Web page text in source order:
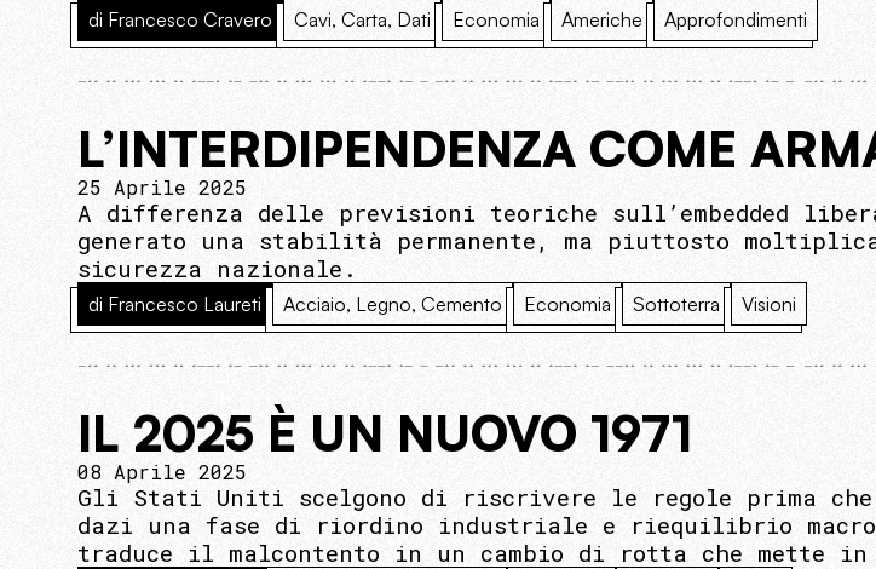
di Francesco Cravero Cavi, Carta, Dati Economia Americhe Approfondimenti
L’INTERDIPENDENZA COME
25 Aprile 2025
A differenza delle previsioni teoriche sull’embedded
generato una stabilità permanente, ma piuttosto
sicurezza nazionale.
di Francesco Laureti Acciaio, Legno, Cemento Economia Sottoterra Visioni
IL 2025 È UN NUOVO 1971
08 Aprile 2025
Gli Stati Uniti scelgono di riscrivere le regole prima
dazi una fase di riordino industriale e riequilibrio
traduce il malcontento in un cambio di rotta che mette in